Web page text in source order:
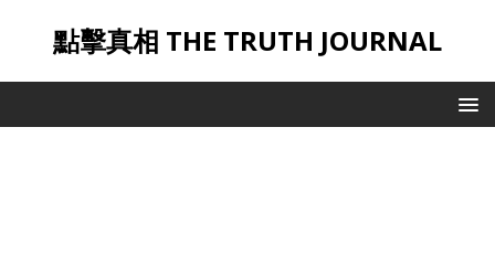
點擊真相 THE TRUTH JOURNAL